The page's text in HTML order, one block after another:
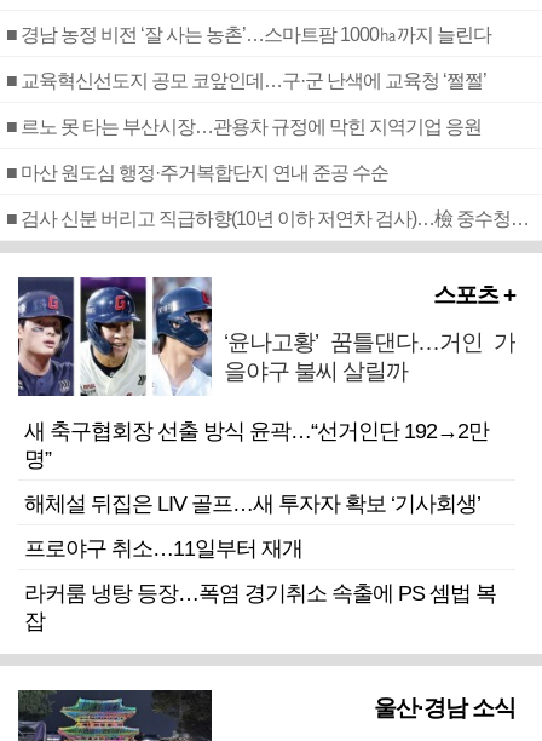
■ 경남 농정 비전 ‘잘 사는 농촌’…스마트팜 1000㏊까지 늘린다
■ 교육혁신선도지 공모 코앞인데…구·군 난색에 교육청 ‘쩔쩔’
■ 르노 못 타는 부산시장…관용차 규정에 막힌 지역기업 응원
■ 마산 원도심 행정·주거복합단지 연내 준공 수순
■ 검사 신분 버리고 직급하향(10년 이하 저연차 검사)…檢 중수청행 기피
스포츠 +
‘윤나고황’ 꿈틀댄다…거인 가
을야구 불씨 살릴까
새 축구협회장 선출 방식 윤곽…“선거인단 192→2만
명”
해체설 뒤집은 LIV 골프…새 투자자 확보 ‘기사회생’
프로야구 취소…11일부터 재개
라커룸 냉탕 등장…폭염 경기취소 속출에 PS 셈법 복
잡
울산·경남 소식